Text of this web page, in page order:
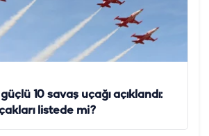
10 savaş uçağı açıklandı:
listede mi?